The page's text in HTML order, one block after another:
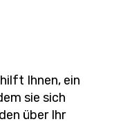
Ihnen, ein
sie sich
über Ihr